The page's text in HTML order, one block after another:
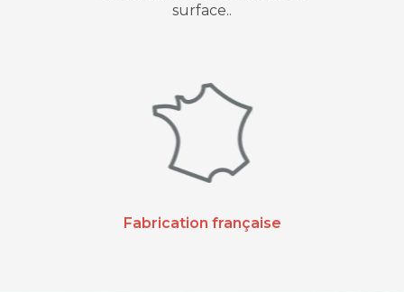
surface..
Fabrication française